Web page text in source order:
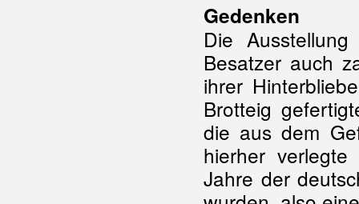
Gedenken
Die
Besatzer auch
ihrer
Brotteig
die aus dem
hierher
Jahre der